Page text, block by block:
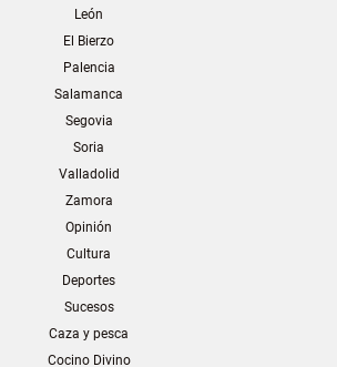
León
El Bierzo
Palencia
Salamanca
Segovia
Soria
Valladolid
Zamora
Opinión
Cultura
Deportes
Sucesos
Caza y pesca
Cocino Divino